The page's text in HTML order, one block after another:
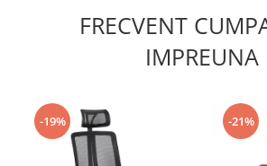
FRECVENT
IMPREUNA
-19% -21%